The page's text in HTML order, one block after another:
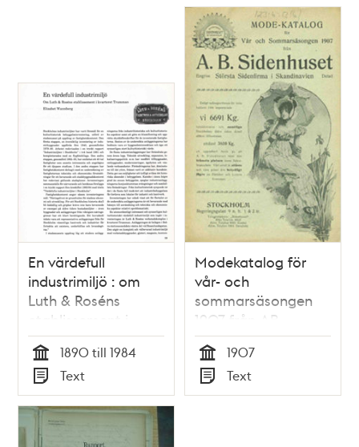
tävlingen om
utbyggnad av
Stockholms
stadsbibliotek /
Maria Lorentzi och
Lena Lundberg
En värdefull
industrimiljö : om
Luth & Roséns
etablissement i
kvarteret Trumman
/ Elisabeth
Wannberg
Tid
1890 till 1984
Typ
Text
Modekatalog för
vår- och
sommarsäsongen
1907 från AB
Sidenhuset
Tid
1907
Typ
Text